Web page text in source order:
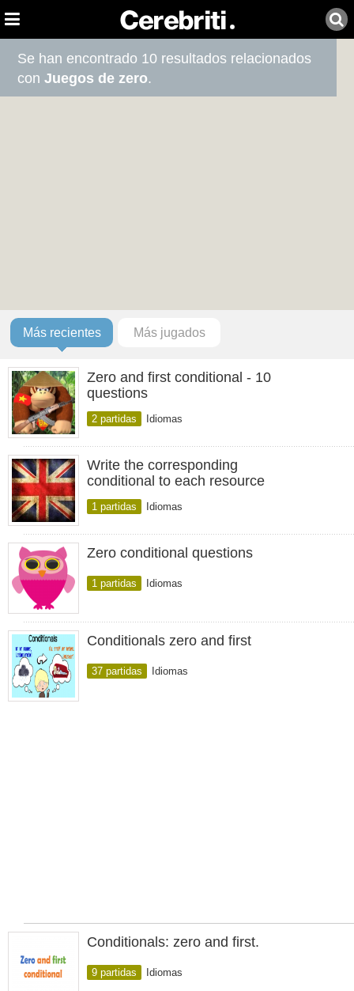
Se han encontrado 10 resultados relacionados
conJuegos de zero.
Más recientes Más jugados
Zero and first conditional - 10
questions
2 partidas Idiomas
Write the corresponding
conditional to each resource
1 partidas Idiomas
Zero conditional questions
1 partidas Idiomas
Conditionals zero and first
37 partidas Idiomas
Conditionals: zero and first.
9 partidas Idiomas